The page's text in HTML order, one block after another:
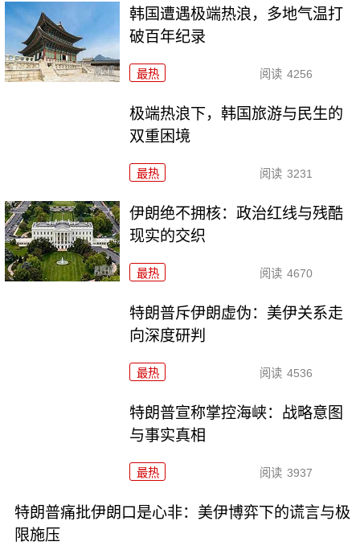
韩国遭遇极端热浪，多地气温打
破百年纪录
最热 阅读 4256
极端热浪下，韩国旅游与民生的
双重困境
最热 阅读 3231
伊朗绝不拥核：政治红线与残酷
现实的交织
最热 阅读 4670
特朗普斥伊朗虚伪：美伊关系走
向深度研判
最热 阅读 4536
特朗普宣称掌控海峡：战略意图
与事实真相
最热 阅读 3937
特朗普痛批伊朗口是心非：美伊博弈下的谎言与极
限施压